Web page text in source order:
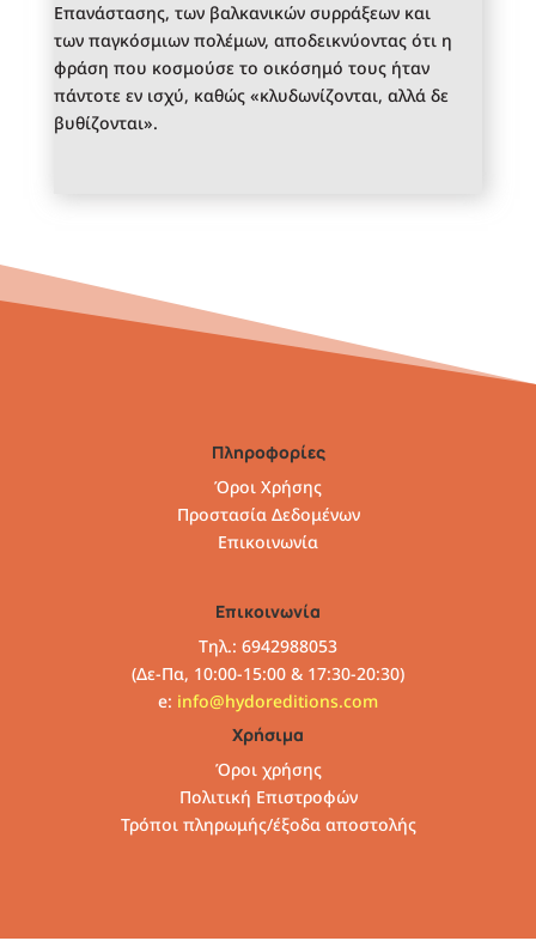
Επανάστασης, των βαλκανικών συρράξεων και
των παγκόσμιων πολέμων, αποδεικνύοντας ότι η
φράση που κοσμούσε το οικόσημό τους ήταν
πάντοτε εν ισχύ, καθώς «κλυδωνίζονται, αλλά δε
βυθίζονται».
Πληροφορίες
Όροι Χρήσης
Προστασία Δεδομένων
Επικοινωνία
Επικοινωνία
Τηλ.: 6942988053
(Δε-Πα, 10:00-15:00 & 17:30-20:30)
e: info@hydoreditions.com
Χρήσιμα
Όροι χρήσης
Πολιτική Επιστροφών
Τρόποι πληρωμής/έξοδα αποστολής